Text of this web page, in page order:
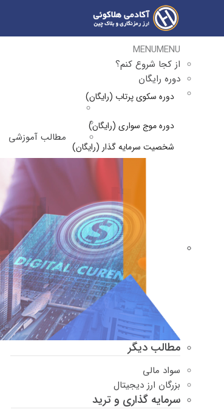
MENUMENU
از کجا شروع کنم؟
دوره رایگان
دوره سکوی پرتاب (رایگان)
دوره موج سواری (رایگان)
شخصیت سرمایه گذار (رایگان)
مطالب آموزشی
مطالب دیگر
سواد مالی
بزرگان ارز دیجیتال
سرمایه گذاری و ترید